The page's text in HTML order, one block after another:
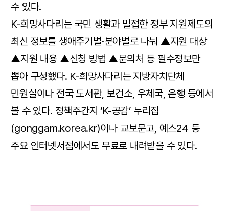
수 있다.
K-희망사다리는 국민 생활과 밀접한 정부 지원제도의
최신 정보를 생애주기별·분야별로 나눠 ▲지원 대상
▲지원 내용 ▲신청 방법 ▲문의처 등 필수정보만
뽑아 구성했다. K-희망사다리는 지방자치단체
민원실이나 전국 도서관, 보건소, 우체국, 은행 등에서
볼 수 있다. 정책주간지 ‘K-공감’ 누리집
(gonggam.korea.kr)이나 교보문고, 예스24 등
주요 인터넷서점에서도 무료로 내려받을 수 있다.